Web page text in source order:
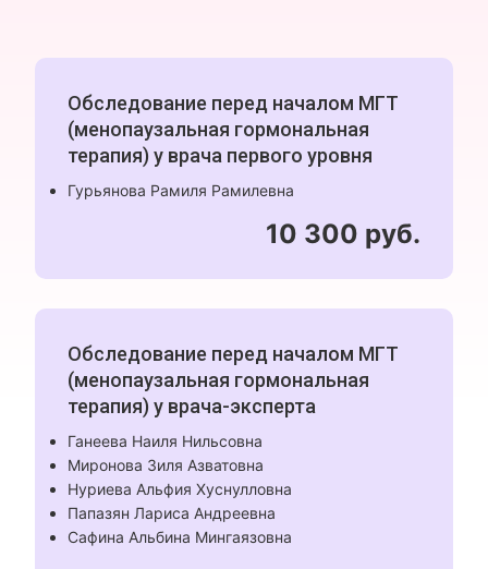
Обследование перед началом МГТ
(менопаузальная гормональная
терапия) у врача первого уровня
Гурьянова Рамиля Рамилевна
10 300 руб.
Обследование перед началом МГТ
(менопаузальная гормональная
терапия) у врача-эксперта
Ганеева Наиля Нильсовна
Миронова Зиля Азватовна
Нуриева Альфия Хуснулловна
Папазян Лариса Андреевна
Сафина Альбина Мингаязовна